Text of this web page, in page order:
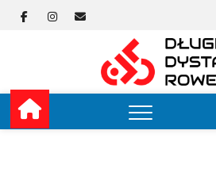
Facebook
Instagram
E-